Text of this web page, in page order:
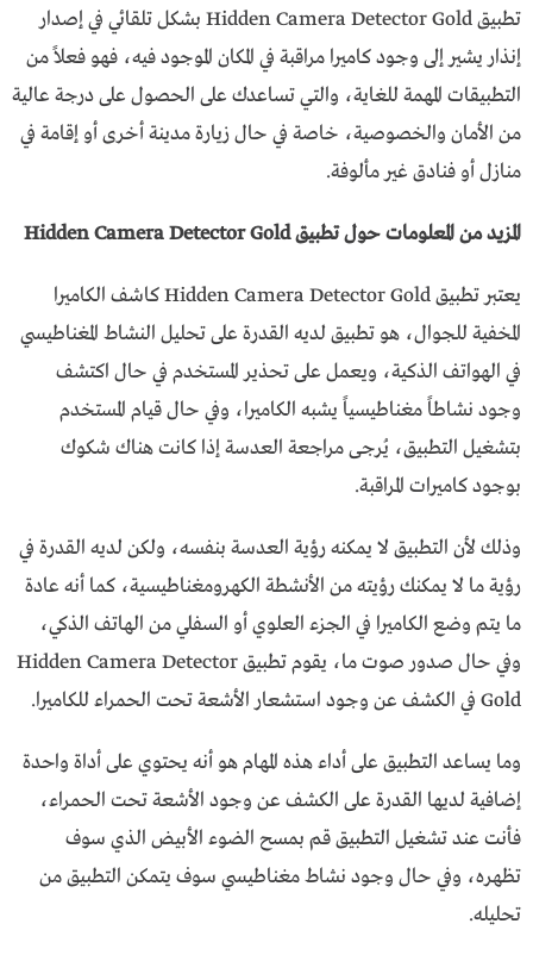
تطبيق Hidden Camera Detector Gold بشكل تلقائي في إصدار
إنذار يشير إلى وجود كاميرا مراقبة في المكان الموجود فيه، فهو فعلاً من
التطبيقات المهمة للغاية، والتي تساعدك على الحصول على درجة عالية
من الأمان والخصوصية، خاصة في حال زيارة مدينة أخرى أو إقامة في
منازل أو فنادق غير مألوفة.
المزيد من المعلومات حول تطبيق Hidden Camera Detector Gold
يعتبر تطبيق Hidden Camera Detector Gold كاشف الكاميرا
المخفية للجوال، هو تطبيق لديه القدرة على تحليل النشاط المغناطيسي
في الهواتف الذكية، ويعمل على تحذير المستخدم في حال اكتشف
وجود نشاطاً مغناطيسياً يشبه الكاميرا، وفي حال قيام المستخدم
بتشغيل التطبيق، يُرجى مراجعة العدسة إذا كانت هناك شكوك
بوجود كاميرات المراقبة.
وذلك لأن التطبيق لا يمكنه رؤية العدسة بنفسه، ولكن لديه القدرة في
رؤية ما لا يمكنك رؤيته من الأنشطة الكهرومغناطيسية، كما أنه عادة
ما يتم وضع الكاميرا في الجزء العلوي أو السفلي من الهاتف الذكي،
وفي حال صدور صوت ما، يقوم تطبيق Hidden Camera Detector
Gold في الكشف عن وجود استشعار الأشعة تحت الحمراء للكاميرا.
وما يساعد التطبيق على أداء هذه المهام هو أنه يحتوي على أداة واحدة
إضافية لديها القدرة على الكشف عن وجود الأشعة تحت الحمراء،
فأنت عند تشغيل التطبيق قم بمسح الضوء الأبيض الذي سوف
تظهره، وفي حال وجود نشاط مغناطيسي سوف يتمكن التطبيق من
تحليله.